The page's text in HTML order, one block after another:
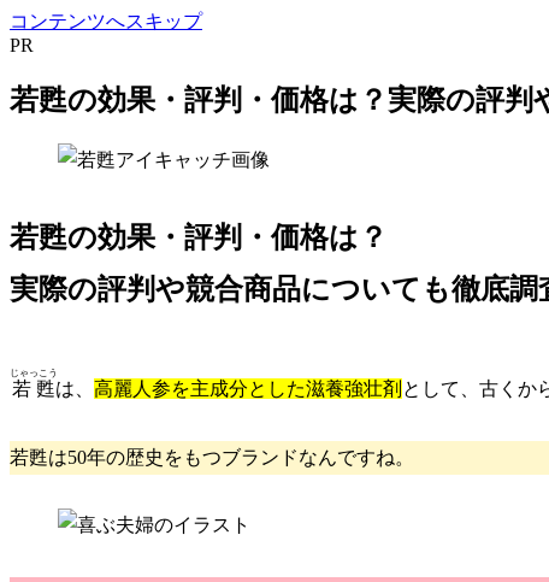
コンテンツへスキップ
PR
若甦の効果・評判・価格は？実際の評
若甦の効果・評判・価格は？
実際の評判や競合商品についても徹底調
若甦
じゃっこう
は、 高麗人参を主成分とした滋養強壮剤 として、古くか
若甦は50年の歴史をもつブランドなんですね。